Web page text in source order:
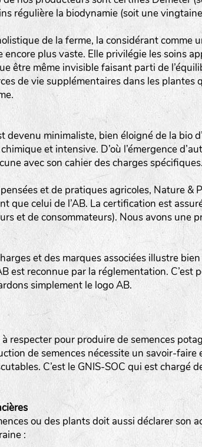
www.bingenheimersaatgut.de
www.bolster.nl
BEL : Code de la variété
20 : Année de récolte
BPA : Initiales du
semence.
1 : Numéro d’ordre du lot
A : Sans calibre.
G: Gros
M : Moyen calibre
P: Petit calibre
régulière la biodynamie (soit une
de la ferme, la considérant comme
plus vaste. Elle privilégie les soins
être même invisible faisant parti de
de vie supplémentaires dans les plantes
devenu minimaliste, bien éloigné de la bio
et intensive. D’où l’émergence
avec son cahier des charges spécifiques.
et de pratiques agricoles, Nature &
que celui de l’AB. La certification est
et de consommateurs). Nous avons une
et des marques associées illustre bien
est reconnue par la réglementation. C’est
simplement le logo AB.
respecter pour produire de semences
de semences nécessite un savoir-faire
C’est le GNIS-SOC qui est chargé
ou des plants doit aussi déclarer son
:
cultivée